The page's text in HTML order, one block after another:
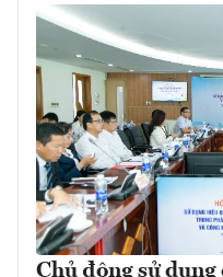
Chủ động sử dụng